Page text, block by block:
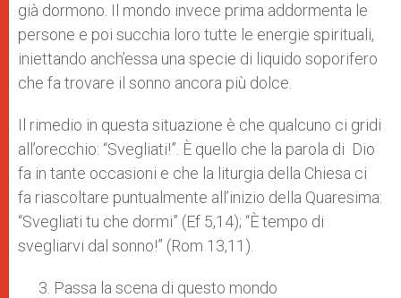
già dormono. Il mondo invece prima addormenta le
persone e poi succhia loro tutte le energie spirituali,
iniettando anch’essa una specie di liquido soporifero
che fa trovare il sonno ancora più dolce.
Il rimedio in questa situazione è che qualcuno ci gridi
all’orecchio: “Svegliati!”. È quello che la parola di Dio
fa in tante occasioni e che la liturgia della Chiesa ci
fa riascoltare puntualmente all’inizio della Quaresima:
“Svegliati tu che dormi” (Ef 5,14); “È tempo di
svegliarvi dal sonno!” (Rom 13,11).
Passa la scena di questo mondo